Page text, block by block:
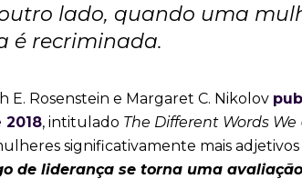
lado, quando uma
é recriminada.
Rosenstein e Margaret C. Nikolov
, intitulado The Different Words We
significativamente mais adjetivos
de liderança se torna uma